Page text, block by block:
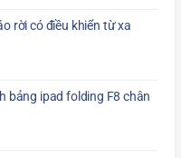
rời có điều khiển từ xa
bảng ipad folding F8 chân